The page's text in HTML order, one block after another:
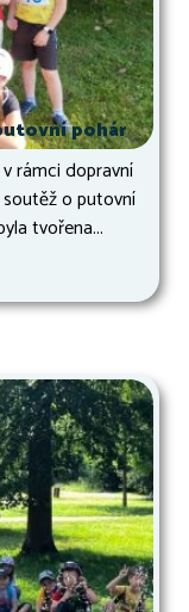
pohár
rámci dopravní
o putovní
tvořena...